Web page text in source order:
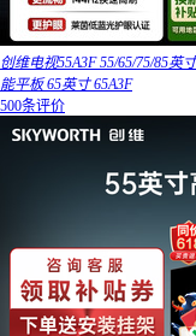
创维电视55A3F 55/65/75/85
能平板 65英寸 65A3F
500条评价